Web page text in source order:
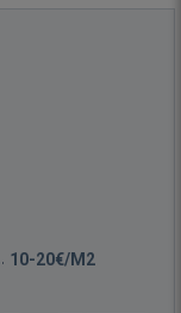
10-20€/M2